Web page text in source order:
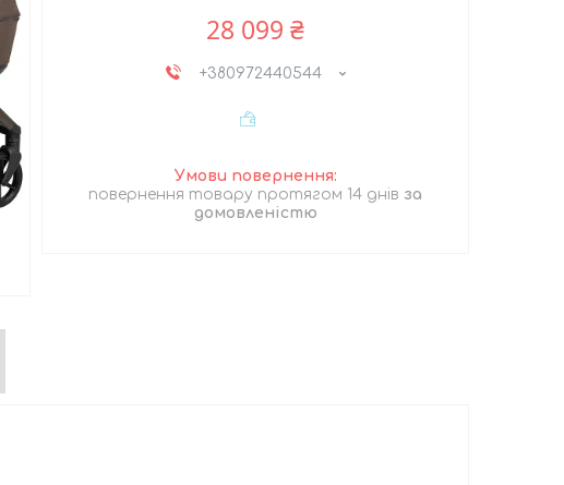
28 099 ₴
+380972440544
повернення товару протягом 14 днів за
домовленістю